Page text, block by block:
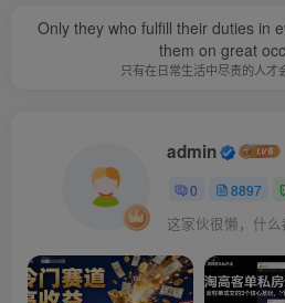
Only they who fulfill their duties in
them on great
只有在日常生活中尽责的人才
admin
0 8897
这家伙很懒，什